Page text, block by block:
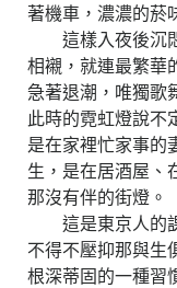
著機車，濃濃的菸
這樣入夜後沉悶
相襯，就連最繁華
急著退潮，唯獨歌
此時的霓虹燈說不
是在家裡忙家事的
生，是在居酒屋、
那沒有伴的街燈。
這是東京人的課
不得不壓抑那與生
根深蒂固的一種習